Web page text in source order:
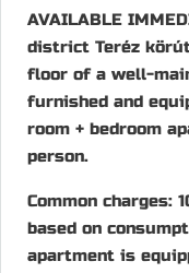
AVAILABLE
district Teréz
floor of a well-
furnished and
room + bedroom
person.
Common charges:
based on
apartment is